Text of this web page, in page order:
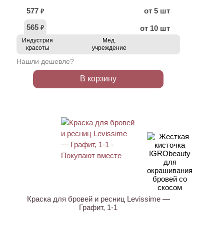
577 ₽
от 5 шт
565 ₽ от 10 шт
Индустрия
красоты
Мед.
учреждение
Нашли дешевле?
В корзину
Краска для бровей и ресниц Levissime —
Графит, 1-1